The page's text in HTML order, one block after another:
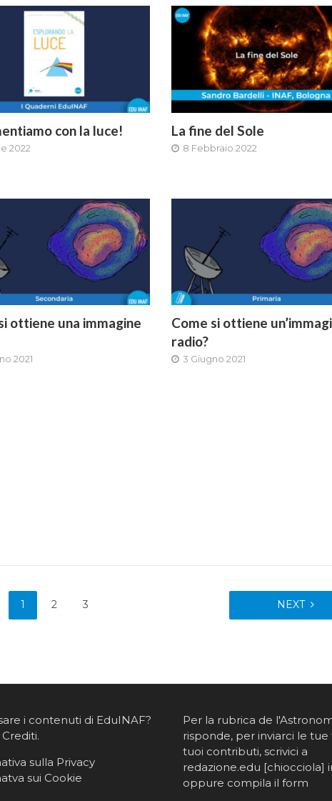
con la luce!
2022
La fine del Sole
8 Febbraio 2022
ottiene una immagine
2021
Come si ottiene
radio?
3 Giugno 2021
1 2 3 NEXT
i contenuti di EduINAF?
Crediti.
sulla Privacy
sui Cookie
Per la rubrica de
risponde, per inviarci le tue
tuoi contributi, scrivici a
redazione.edu [chiocciola]
oppure compila il form